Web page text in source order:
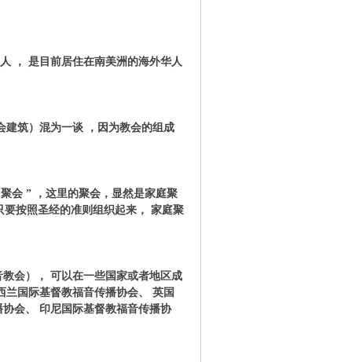
， 是目前居住在南美洲的海外华人
建筑）混为一谈 ， 因为教会的组成
会 ” ，这里的聚会，显然是家庭聚
按照圣经的准则组织起来 ， 家庭聚
教会）
， 可以在一些国家或者地区成
兰国际基督教福音传播协会、 英国
协会、 印尼国际基督教福音传播协